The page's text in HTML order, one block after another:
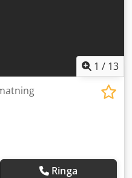
1 / 13
Ringa